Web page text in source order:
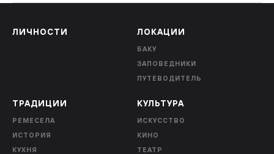
ЛИЧНОСТИ ЛОКАЦИИ
БАКУ
ЗАПОВЕДНИКИ
ПУТЕВОДИТЕЛЬ
ТРАДИЦИИ
РЕМЕСЕЛА
ИСТОРИЯ
КУХНЯ
КУЛЬТУРА
ИСКУССТВО
КИНО
ТЕАТР